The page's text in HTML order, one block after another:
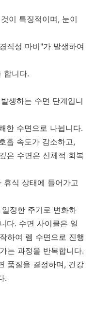
이 특징적이며, 눈이
직성 마비"가 발생하여
합니다.
생하는 수면 단계입니
한 수면으로 나뉩니다.
흡 속도가 감소하고,
은 수면은 신체적 회복
휴식 상태에 들어가고
정한 주기로 변화하
다. 수면 사이클은 일
하여 렘 수면으로 진행
는 과정을 반복합니다.
품질을 결정하며, 건강
.